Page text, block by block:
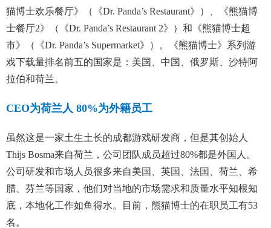
猫博士欢乐餐厅》（《Dr. Panda’s Restaurant》）、《熊猫博
士餐厅2》（《Dr. Panda’s Restaurant 2》）和《熊猫博士超
市》（《Dr. Panda’s Supermarket》）。《熊猫博士》系列游
戏下载量排名前五的国家是：美国、中国、俄罗斯、沙特阿
拉伯和荷兰。
CEO为荷兰人 80%为外籍员工
虽然这是一家土生土长的成都游戏研发商，但是其创始人
Thijs Bosma来自荷兰，公司团队成员超过80%都是外国人。
公司研发和市场人员很多来自美国、英国、法国、荷兰、希
腊、芬兰等国家，他们对当地的市场需求和质量水平知根知
底，本地化工作如鱼得水。目前，熊猫博士的在职员工有53
名。